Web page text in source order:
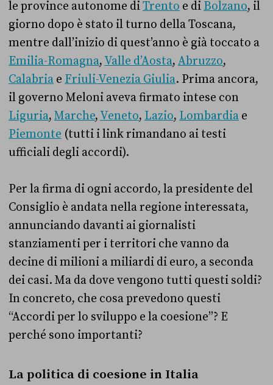
le province autonome diTrento e di Bolzano, il
giorno dopo è stato il turno della Toscana,
mentre dall’inizio di quest’anno è già toccato a
Emilia-Romagna,Valle d’Aosta, Abruzzo,
Calabria e Friuli-Venezia Giulia. Prima ancora,
il governo Meloni aveva firmato intese con
Liguria, Marche,Veneto, Lazio, Lombardia e
Piemonte (tutti i link rimandano ai testi
ufficiali degli accordi).
Per la firma di ogni accordo, la presidente del
Consiglio è andata nella regione interessata,
annunciando davanti ai giornalisti
stanziamenti per i territori che vanno da
decine di milioni a miliardi di euro, a seconda
dei casi. Ma da dove vengono tutti questi soldi?
In concreto, che cosa prevedono questi
“Accordi per lo sviluppo e la coesione”? E
perché sono importanti?
La politica di coesione in Italia